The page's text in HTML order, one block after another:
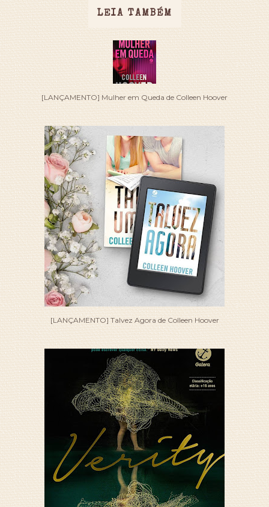
LEIA TAMBÉM
[LANÇAMENTO] Mulher em Queda de Colleen Hoover
[LANÇAMENTO] Talvez Agora de Colleen Hoover